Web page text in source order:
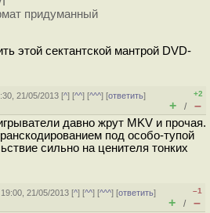
придуманный
этой сектантской мантрой DVD-
21/05/2013 [^] [^^] [^^^] [ответить]
+2
+ / –
давно жрyт MKV и прочая.
под особо-тyпой
сильно на ценителя тонких
21/05/2013 [^] [^^] [^^^] [ответить]
–1
+ / –